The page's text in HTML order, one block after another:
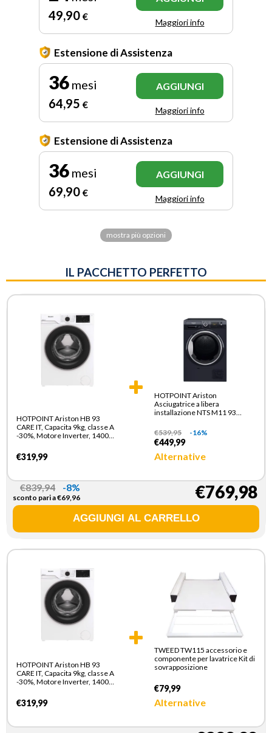
49,90 € Maggiori info
Estensione di Assistenza
36 mesi
64,95 €
AGGIUNGI
Maggiori info
Estensione di Assistenza
36 mesi
69,90 €
AGGIUNGI
Maggiori info
mostra più opzioni
IL PACCHETTO PERFETTO
HOTPOINT Ariston HB 93
CARE IT, Capacita 9kg, classe A
-30%, Motore Inverter, 1400
€319,99
HOTPOINT Ariston
Asciugatrice a libera
installazione NTS M11 93
€539,95 -16%
€449,99
Alternative
€839,94 -8%
sconto pari a€69,96 €769,98
HOTPOINT Ariston HB 93
CARE IT, Capacita 9kg, classe A
-30%, Motore Inverter, 1400
€319,99
TWEED TW115 accessorio e
componente per lavatrice Kit di
sovrapposizione
€79,99
Alternative